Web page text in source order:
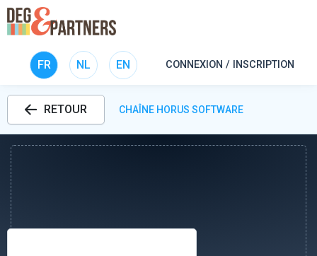
FR NL EN CONNEXION / INSCRIPTION
RETOUR CHAÎNE HORUS SOFTWARE